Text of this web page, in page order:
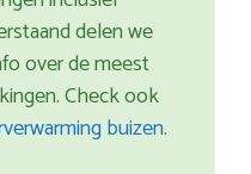
delen we
over de meest
Check ook
buizen.